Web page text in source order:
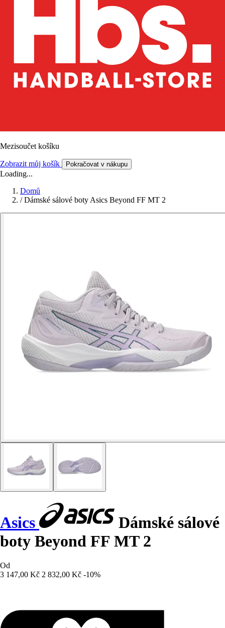
Mezisoučet košíku
Zobrazit můj košík Pokračovat v nákupu
Loading...
Domů
/ Dámské sálové boty Asics Beyond FF MT 2
Asics
Dámské sálové
boty Beyond FF MT 2
Od
3 147,00 Kč 2 832,00 Kč -10%